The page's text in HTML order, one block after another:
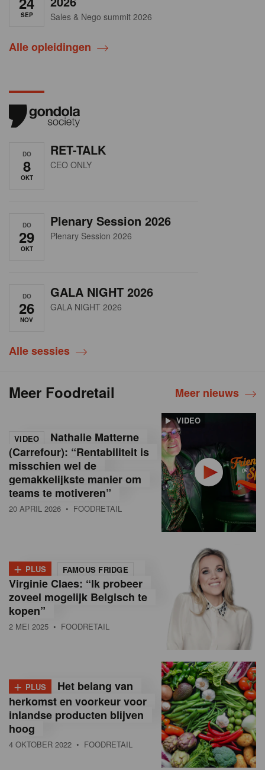
SEP Sales & Nego summit 2026
Alle opleidingen
DO
8
OKT
RET-TALK
CEO ONLY
DO
29
OKT
Plenary Session 2026
Plenary Session 2026
DO
26
NOV
GALA NIGHT 2026
GALA NIGHT 2026
Alle sessies
Meer Foodretail Meer nieuws
VIDEO
VIDEO
Nathalie Matterne
(Carrefour): “Rentabiliteit is
misschien wel de
gemakkelijkste manier om
teams te motiveren”
20 APRIL 2026 • FOODRETAIL
+ PLUS FAMOUS FRIDGE
Virginie Claes: “Ik probeer
zoveel mogelijk Belgisch te
kopen”
2 MEI 2025 • FOODRETAIL
+ PLUS
Het belang van
herkomst en voorkeur voor
inlandse producten blijven
hoog
4 OKTOBER 2022 • FOODRETAIL